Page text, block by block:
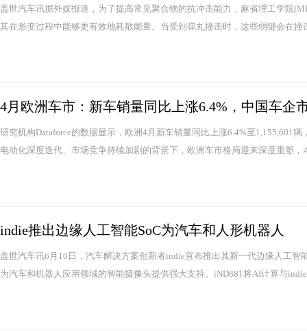
盖世汽车讯据外媒报道，为了提高常见聚合物的抗冲击能力，麻省理工学院
其在形变过程中能够更有效地耗散能量。当受到弹丸撞击时，这些弱键会在
4月欧洲车市：新车销量同比上涨6.4%，中国车企
研究机构Dataforce的数据显示，欧洲4月新车销量同比上涨6.4%至1,155,601
电动化深度迭代、市场竞争持续加剧的背景下，欧洲车市格局迎来深度重塑，
indie推出边缘人工智能SoC为汽车和人形机器人
盖世汽车讯6月10日，汽车解决方案创新者indie宣布推出其新一代边缘人工
为汽车和机器人应用领域的智能摄像头提供强大支持。iND881将AI计算与